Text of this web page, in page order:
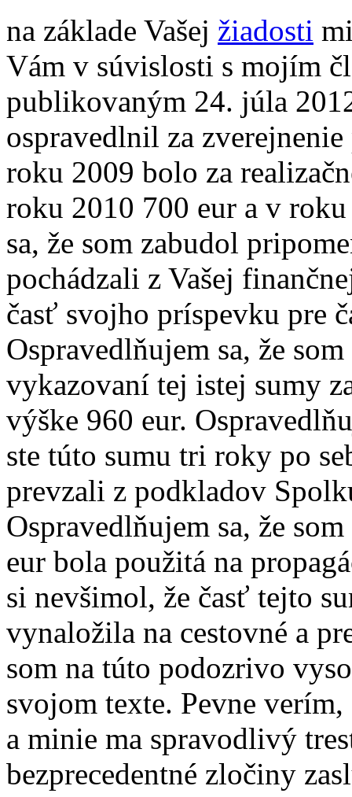
na základe Vašej žiadosti
Vám v súvislosti s mojím
publikovaným 24. júla
ospravedlnil za
roku 2009 bolo za
roku 2010 700 eur a v
sa, že som zabudol
pochádzali z Vašej
časť svojho príspevku pre
Ospravedlňujem sa, že
vykazovaní tej istej sumy
výške 960 eur.
ste túto sumu tri roky po
prevzali z podkladov
Ospravedlňujem sa, že
eur bola použitá na
si nevšimol, že časť tejto
vynaložila na cestovné a
som na túto podozrivo
svojom texte. Pevne
a minie ma spravodlivý
bezprecedentné zločiny